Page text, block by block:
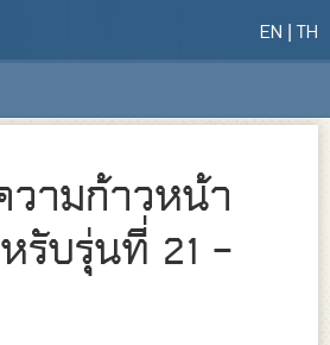
EN TH
ามก้าวหน้า
รับรุ่นที่ 21 –